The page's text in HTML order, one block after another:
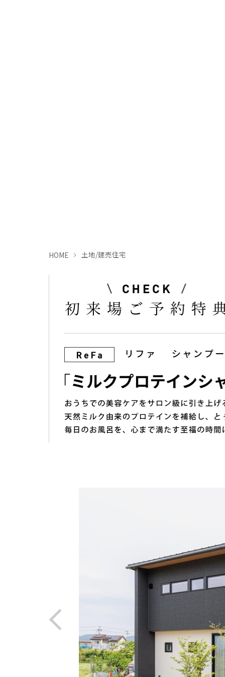
HOME 土地/建売住宅